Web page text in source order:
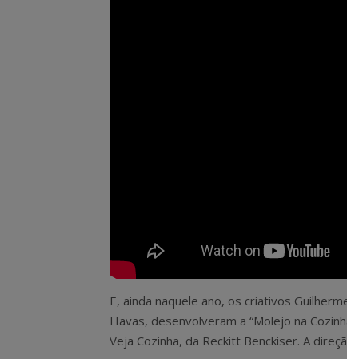
E, ainda naquele ano, os criativos
Havas, desenvolveram a “Molejo na
Veja Cozinha, da Reckitt Benckiser. A